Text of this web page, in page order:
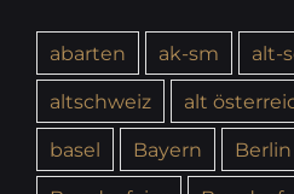
abarten ak-sm
alt-
altschweiz
alt
basel
Bayern Berlin